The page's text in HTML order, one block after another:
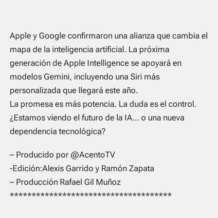
Apple y Google confirmaron una alianza que cambia el
mapa de la inteligencia artificial. La próxima
generación de Apple Intelligence se apoyará en
modelos Gemini, incluyendo una Siri más
personalizada que llegará este año.
La promesa es más potencia. La duda es el control.
¿Estamos viendo el futuro de la IA… o una nueva
dependencia tecnológica?
– Producido por @AcentoTV
-Edición:Alexis Garrido y Ramón Zapata
– Producción Rafael Gil Muñoz
*************************************